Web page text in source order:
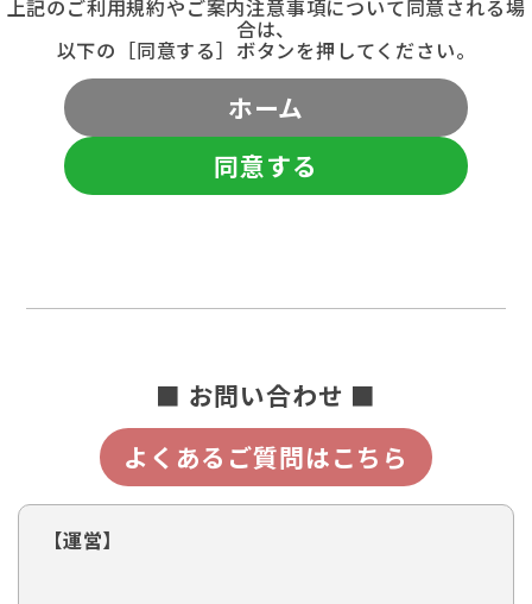
上記のご利用規約やご案内注意事項について同意される場
合は、
以下の［同意する］ボタンを押してください。
ホーム
同意する
■ お問い合わせ ■
よくあるご質問はこちら
【運営】